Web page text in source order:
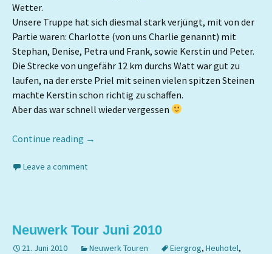
Wetter.
Unsere Truppe hat sich diesmal stark verjüngt, mit von der
Partie waren: Charlotte (von uns Charlie genannt) mit
Stephan, Denise, Petra und Frank, sowie Kerstin und Peter.
Die Strecke von ungefähr 12 km durchs Watt war gut zu
laufen, na der erste Priel mit seinen vielen spitzen Steinen
machte Kerstin schon richtig zu schaffen.
Aber das war schnell wieder vergessen
Continue reading →
Leave a comment
Neuwerk Tour Juni 2010
21. Juni 2010 Neuwerk Touren Eiergrog, Heuhotel,